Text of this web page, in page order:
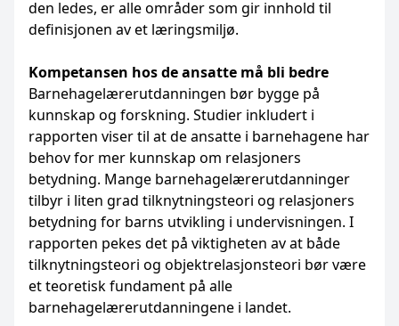
den ledes, er alle områder som gir innhold til
definisjonen av et læringsmiljø.
Kompetansen hos de ansatte må bli bedre
Barnehagelærerutdanningen bør bygge på
kunnskap og forskning. Studier inkludert i
rapporten viser til at de ansatte i barnehagene har
behov for mer kunnskap om relasjoners
betydning. Mange barnehagelærerutdanninger
tilbyr i liten grad tilknytningsteori og relasjoners
betydning for barns utvikling i undervisningen. I
rapporten pekes det på viktigheten av at både
tilknytningsteori og objektrelasjonsteori bør være
et teoretisk fundament på alle
barnehagelærerutdanningene i landet.